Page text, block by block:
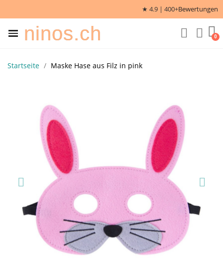
★ 4.9 | 400+Bewertungen
ninos.ch
Startseite Maske Hase aus Filz in pink